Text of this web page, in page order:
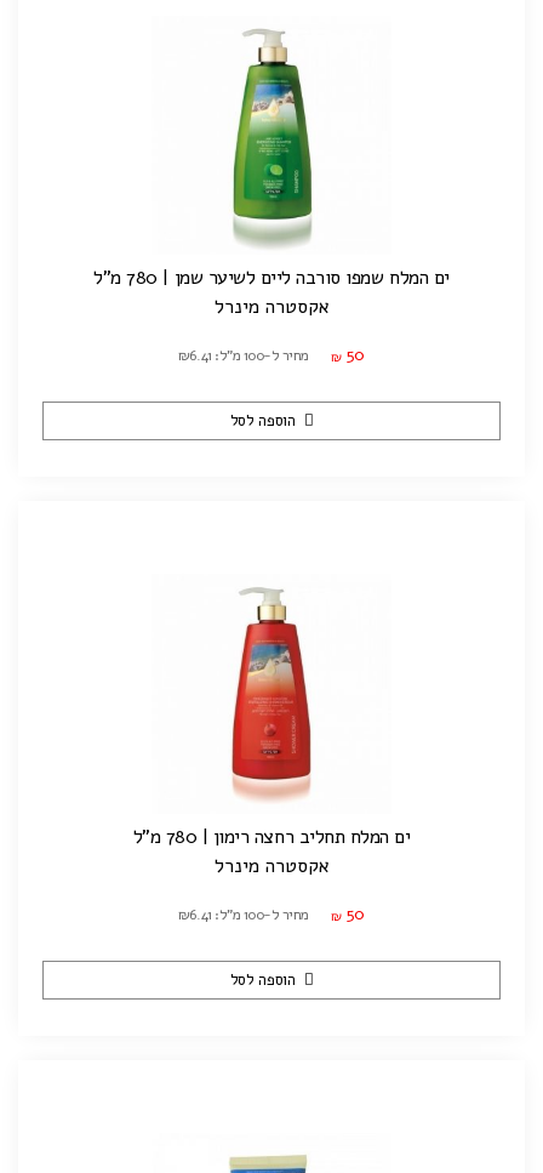
ים המלח שמפו סורבה ליים לשיער שמן | 780 מ"ל
אקסטרה מינרל
₪ 50 מחיר ל-100 מ"ל: ₪6.41
הוספה לסל
ים המלח תחליב רחצה רימון | 780 מ"ל
אקסטרה מינרל
₪ 50 מחיר ל-100 מ"ל: ₪6.41
הוספה לסל